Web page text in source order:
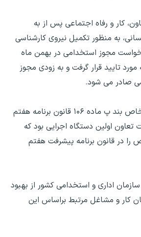
کار و رفاه اجتماعی پس از به
به منظور تکمیل نیروی کارشناسی
مجوز استخدامی در بهمن ماه
کرد که مورد تایید قرار گرفت و به زودی مجوز
صادر می شود.
وی درباره فوق العاده خاص بند پ ماده ۱۰۶ قانون برنامه هفتم
تعاون اولین دستگاه اجرایی بود که
را در قانون برنامه پیشرفت هفتم
اداری و استخدامی کشور از بهبود
کار و مشاغل مرتبط براساس این